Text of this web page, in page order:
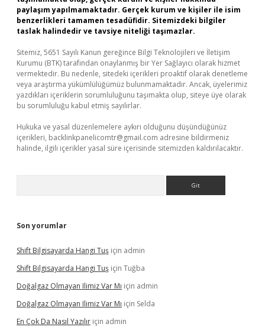
paylaşım yapılmamaktadır. Gerçek kurum ve kişiler ile isim
benzerlikleri tamamen tesadüfidir. Sitemizdeki bilgiler
taslak halindedir ve tavsiye niteliği taşımazlar.
Sitemiz, 5651 Sayılı Kanun gereğince Bilgi Teknolojileri ve İletişim
Kurumu (BTK) tarafından onaylanmış bir Yer Sağlayıcı olarak hizmet
vermektedir. Bu nedenle, sitedeki içerikleri proaktif olarak denetleme
veya araştırma yükümlülüğümüz bulunmamaktadır. Ancak, üyelerimiz
yazdıkları içeriklerin sorumluluğunu taşımakta olup, siteye üye olarak
bu sorumluluğu kabul etmiş sayılırlar.
Hukuka ve yasal düzenlemelere aykırı olduğunu düşündüğünüz
içerikleri, backlinkpanelicomtr@gmail.com adresine bildirmeniz
halinde, ilgili içerikler yasal süre içerisinde sitemizden kaldırılacaktır.
Son yorumlar
Shift Bilgisayarda Hangi Tuş için admin
Shift Bilgisayarda Hangi Tuş için Tuğba
Doğalgaz Olmayan Ilimiz Var Mı için admin
Doğalgaz Olmayan Ilimiz Var Mı için Selda
En Çok Da Nasıl Yazılır için admin